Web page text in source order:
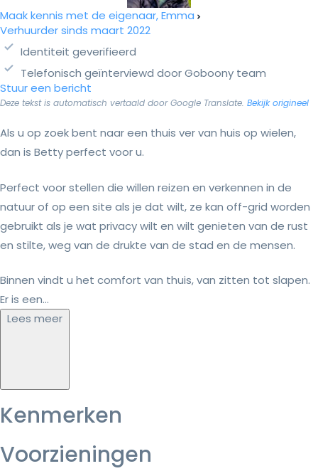
Maak kennis met de eigenaar, Emma
Verhuurder sinds maart 2022
Identiteit geverifieerd
Telefonisch geïnterviewd door Goboony team
Stuur een bericht
Deze tekst is automatisch vertaald door Google Translate. Bekijk origineel
Als u op zoek bent naar een thuis ver van huis op wielen,
dan is Betty perfect voor u.
Perfect voor stellen die willen reizen en verkennen in de
natuur of op een site als je dat wilt, ze kan off-grid worden
gebruikt als je wat privacy wilt en wilt genieten van de rust
en stilte, weg van de drukte van de stad en de mensen.
Binnen vindt u het comfort van thuis, van zitten tot slapen.
Er is een...
Lees meer
Kenmerken
Voorzieningen